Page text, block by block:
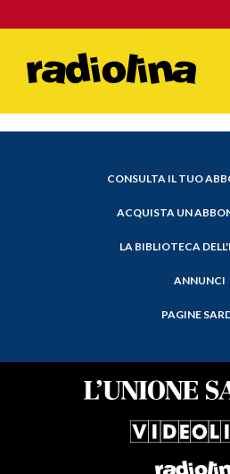
CONSULTA IL TUO
ACQUISTA UN
LA BIBLIOTECA
ANNUNCI
PAGINE